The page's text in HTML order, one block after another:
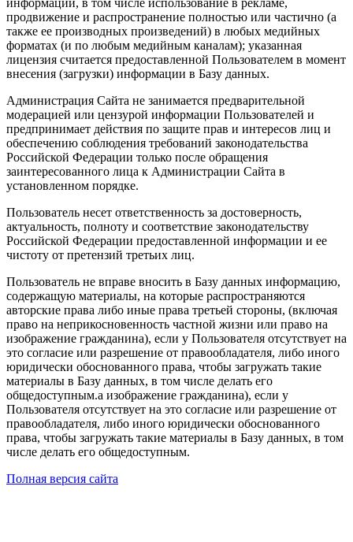
информации, в том числе использование в рекламе,
продвижение и распространение полностью или частично (а
также ее производных произведений) в любых медийных
форматах (и по любым медийным каналам); указанная
лицензия считается предоставленной Пользователем в момент
внесения (загрузки) информации в Базу данных.
Администрация Сайта не занимается предварительной
модерацией или цензурой информации Пользователей и
предпринимает действия по защите прав и интересов лиц и
обеспечению соблюдения требований законодательства
Российской Федерации только после обращения
заинтересованного лица к Администрации Сайта в
установленном порядке.
Пользователь несет ответственность за достоверность,
актуальность, полноту и соответствие законодательству
Российской Федерации предоставленной информации и ее
чистоту от претензий третьих лиц.
Пользователь не вправе вносить в Базу данных информацию,
содержащую материалы, на которые распространяются
авторские права либо иные права третьей стороны, (включая
право на неприкосновенность частной жизни или право на
изображение гражданина), если у Пользователя отсутствует на
это согласие или разрешение от правообладателя, либо иного
юридически обоснованного права, чтобы загружать такие
материалы в Базу данных, в том числе делать его
общедоступным.а изображение гражданина), если у
Пользователя отсутствует на это согласие или разрешение от
правообладателя, либо иного юридически обоснованного
права, чтобы загружать такие материалы в Базу данных, в том
числе делать его общедоступным.
Полная версия сайта